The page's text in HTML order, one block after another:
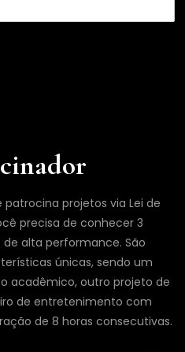
projetos via Lei de
precisa de conhecer 3
alta performance. São
únicas, sendo um
acadêmico, outro projeto de
de entretenimento com
de 8 horas consecutivas.